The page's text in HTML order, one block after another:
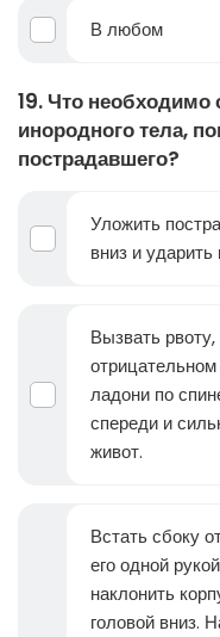
В любом
19. Что необходимо
инородного тела,
пострадавшего?
Уложить
вниз и
Вызвать
ладони по
спереди и
живот.
Встать сбоку
его одной
наклонить
головой вниз.